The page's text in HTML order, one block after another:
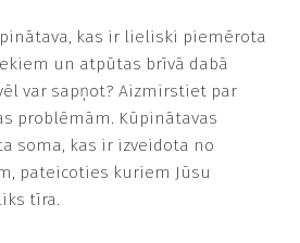
kas ir lieliski piemērota
un atpūtas brīvā dabā
var sapņot? Aizmirstiet par
problēmām. Kūpinātavas
soma, kas ir izveidota no
pateicoties kuriem Jūsu
tīra.